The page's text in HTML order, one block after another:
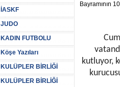
İASKF
JUDO
KADIN FUTBOLU
Köşe Yazıları
KULÜPLER BİRLİĞİ
KULÜPLER BİRLİĞİ
Bayramının
kutluyor,